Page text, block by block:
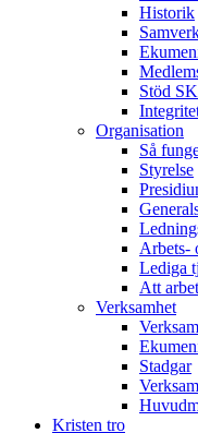
Historik
Stöd
Organisation
Så
Styrelse
Arbets-
Lediga
Att
Verksamhet
Stadgar
Kristen tro